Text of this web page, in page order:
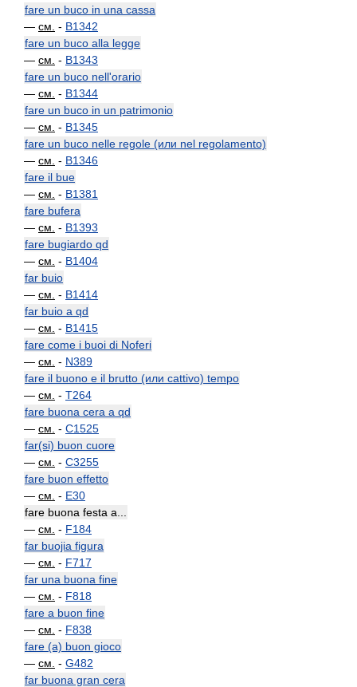
fare un buco in una cassa
— см. - B1342
fare un buco alla legge
— см. - B1343
fare un buco nell'orario
— см. - B1344
fare un buco in un patrimonio
— см. - B1345
fare un buco nelle regole (или nel regolamento)
— см. - B1346
fare il bue
— см. - B1381
fare bufera
— см. - B1393
fare bugiardo qd
— см. - B1404
far buio
— см. - B1414
far buio a qd
— см. - B1415
fare come i buoi di Noferi
— см. - N389
fare il buono e il brutto (или cattivo) tempo
— см. - T264
fare buona cera a qd
— см. - C1525
far(si) buon cuore
— см. - C3255
fare buon effetto
— см. - E30
fare buona festa a...
— см. - F184
far buojia figura
— см. - F717
far una buona fine
— см. - F818
fare a buon fine
— см. - F838
fare (a) buon gioco
— см. - G482
far buona gran cera